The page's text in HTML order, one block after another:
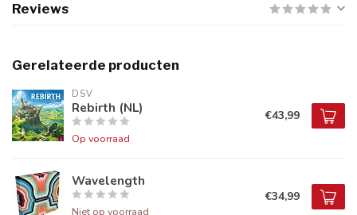
Reviews
Gerelateerde producten
DSV
Rebirth (NL)
Op voorraad
€43,99
Wavelength
Niet op voorraad
€34,99